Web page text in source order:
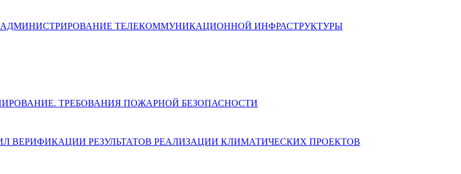
АДМИНИСТРИРОВАНИЕ ТЕЛЕКОММУНИКАЦИОННОЙ ИНФРАСТРУКТУРЫ
ТРЕБОВАНИЯ ПОЖАРНОЙ БЕЗОПАСНОСТИ
ВЕРИФИКАЦИИ РЕЗУЛЬТАТОВ РЕАЛИЗАЦИИ КЛИМАТИЧЕСКИХ ПРОЕКТОВ